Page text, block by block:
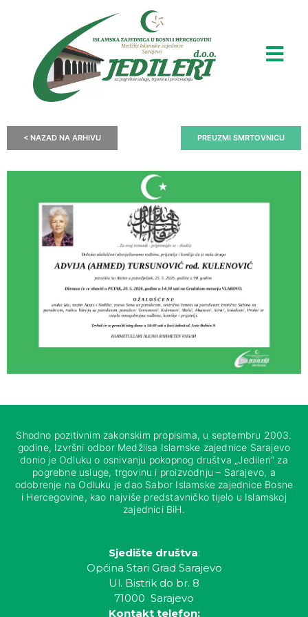
< NAZAD NA ARHIVU PREUZMI SMRTOVNICU
Shodno pozitivnim zakonskim propisima, u septembru 2003.
godine, Izvršni odbor Medžlisa Islamske zajednice Sarajevo
donio je Odluku o osnivanju pokopnog društva „Jedileri“ za
pogrebne usluge, trgovinu i proizvodnju – Sarajevo, a
odobrenje na Odluku je dao Sabor Islamske zajednice Bosne
i Hercegovine, kao najviše predstavničko tijelo u Islamskoj
zajednici BiH.
Sjedište društva:
Općina Stari Grad Sarajevo
Ul. Bistrik do br. 8
71000 Sarajevo
Kontakt telefon: